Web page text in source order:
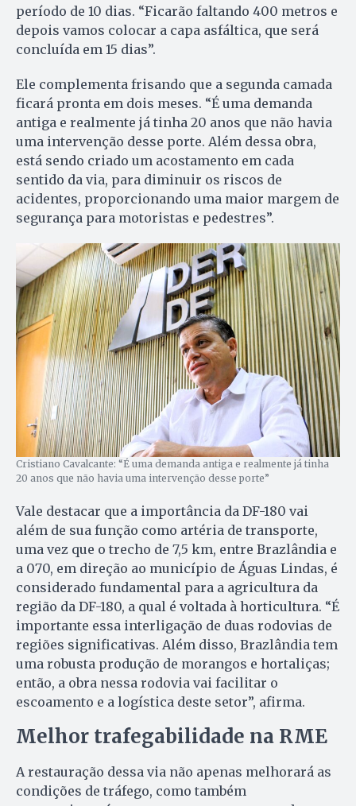
período de 10 dias. “Ficarão faltando 400 metros e
depois vamos colocar a capa asfáltica, que será
concluída em 15 dias”.
Ele complementa frisando que a segunda camada
ficará pronta em dois meses. “É uma demanda
antiga e realmente já tinha 20 anos que não havia
uma intervenção desse porte. Além dessa obra,
está sendo criado um acostamento em cada
sentido da via, para diminuir os riscos de
acidentes, proporcionando uma maior margem de
segurança para motoristas e pedestres”.
Cristiano Cavalcante: “É uma demanda antiga e realmente já tinha
20 anos que não havia uma intervenção desse porte”
Vale destacar que a importância da DF-180 vai
além de sua função como artéria de transporte,
uma vez que o trecho de 7,5 km, entre Brazlândia e
a 070, em direção ao município de Águas Lindas, é
considerado fundamental para a agricultura da
região da DF-180, a qual é voltada à horticultura. “É
importante essa interligação de duas rodovias de
regiões significativas. Além disso, Brazlândia tem
uma robusta produção de morangos e hortaliças;
então, a obra nessa rodovia vai facilitar o
escoamento e a logística deste setor”, afirma.
Melhor trafegabilidade na RME
A restauração dessa via não apenas melhorará as
condições de tráfego, como também